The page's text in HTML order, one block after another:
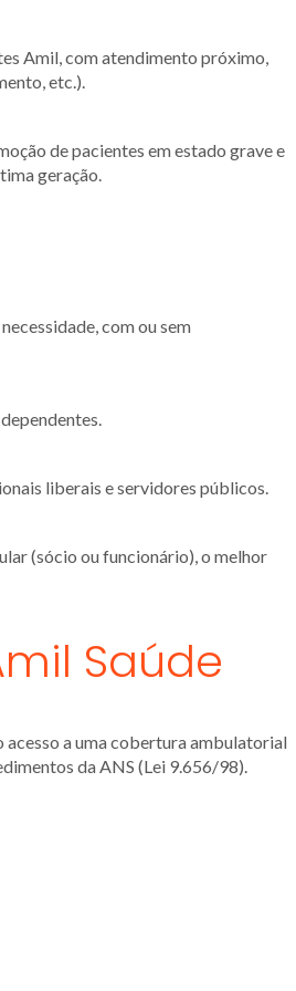
Amil, com atendimento próximo,
etc.).
de pacientes em estado grave e
geração.
com ou sem
liberais e servidores públicos.
(sócio ou funcionário), o melhor
Saúde
acesso a uma cobertura ambulatorial
da ANS (Lei 9.656/98).